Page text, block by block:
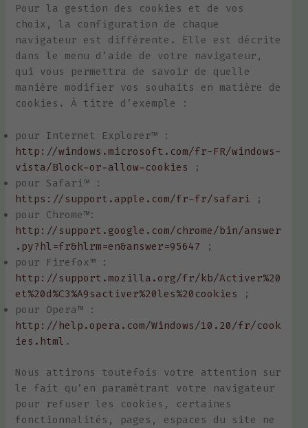
Pour la gestion des cookies et de vos
choix, la configuration de chaque
navigateur est différente. Elle est décrite
dans le menu d’aide de votre navigateur,
qui vous permettra de savoir de quelle
manière modifier vos souhaits en matière de
cookies. À titre d’exemple :
pour Internet Explorer™ :
http://windows.microsoft.com/fr-FR/windows-
vista/Block-or-allow-cookies
;
pour Safari™ :
https://support.apple.com/fr-fr/safari ;
pour Chrome™:
http://support.google.com/chrome/bin/answer
.py?hl=fr&hlrm=en&answer=95647
;
pour Firefox™ :
http://support.mozilla.org/fr/kb/Activer%20
et%20d%C3%A9sactiver%20les%20cookies
;
pour Opera™ :
http://help.opera.com/Windows/10.20/fr/cook
ies.html .
Nous attirons toutefois votre attention sur
le fait qu’en paramétrant votre navigateur
pour refuser les cookies, certaines
fonctionnalités, pages, espaces du site ne